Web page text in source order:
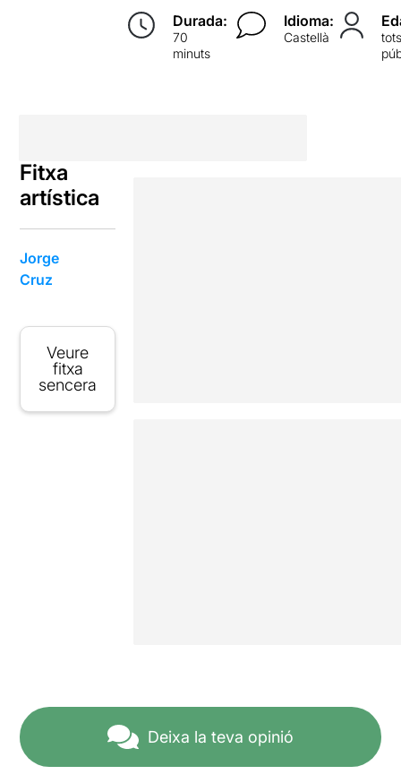
Durada:
70
minuts
Idioma:
Castellà
Fitxa
artística
Jorge
Cruz
Veure
fitxa
sencera
Deixa la teva opinió